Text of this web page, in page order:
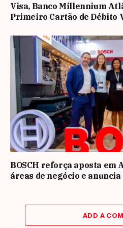
Visa, Banco Millennium
Primeiro Cartão de Débito
BOSCH reforça aposta em
áreas de negócio e
ADD A